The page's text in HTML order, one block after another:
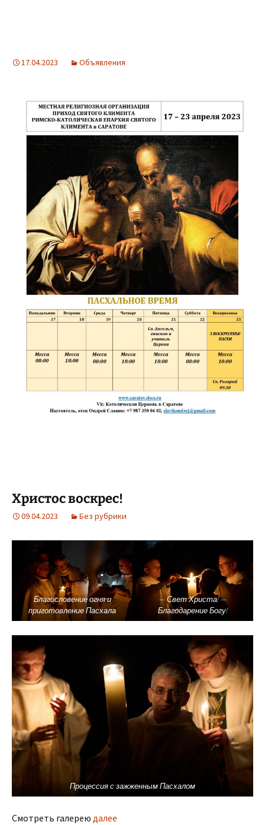
17.04.2023 Объявления
Христос воскрес!
09.04.2023 Без рубрики
Благословение огня и
приготовление Пасхала
— Свет Христа! —
Благодарение Богу!
Процессия с зажженным Пасхалом
Смотреть галерею далее